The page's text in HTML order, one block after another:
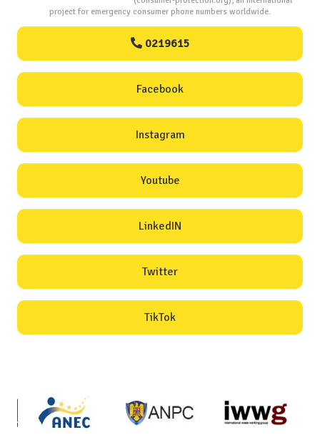
project for emergency consumer phone numbers worldwide.
0219615
Facebook
Instagram
Youtube
LinkedIN
Twitter
TikTok